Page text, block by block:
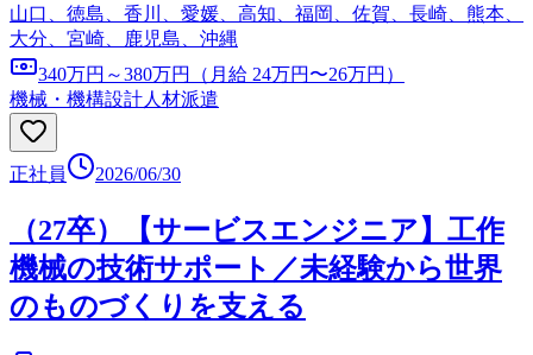
山口、徳島、香川、愛媛、高知、福岡、佐賀、長崎、熊本、
大分、宮崎、鹿児島、沖縄
340万円～380万円（月給 24万円〜26万円）
機械・機構設計人材派遣
正社員 2026/06/30
（27卒）【サービスエンジニア】工作
機械の技術サポート／未経験から世界
のものづくりを支える